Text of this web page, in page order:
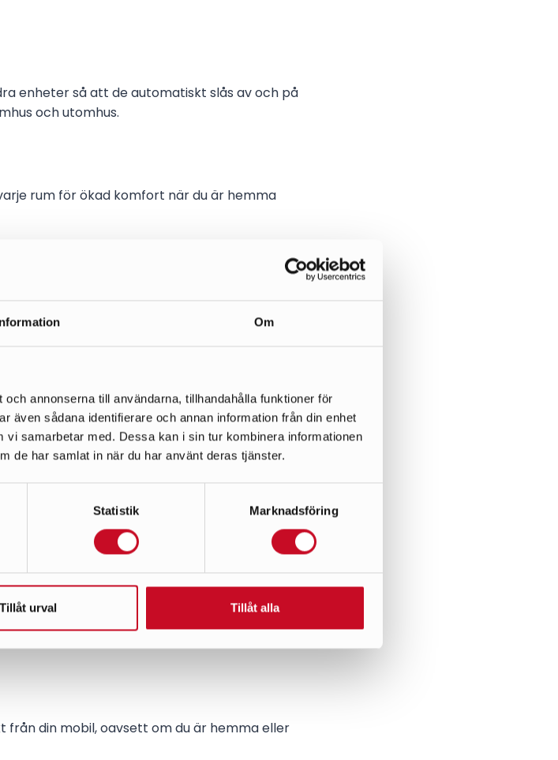
Om
annonserna till användarna, tillhandahålla funktioner för
även sådana identifierare och annan information från din enhet
samarbetar med. Dessa kan i sin tur kombinera informationen
de har samlat in när du har använt deras tjänster.
Statistik Marknadsföring
Tillåt urval Tillåt alla
enheter så att de automatiskt slås av och på
och utomhus.
rum för ökad komfort när du är hemma
vattenläckage och omedelbart skicka dig ett
också strypas automatiskt för att förhindra
eller med ett enkelt knapptryck oavsett
dina markiser fälls in och ut beroende på
och effektiviteten.
som du enkelt kan hantera från din
från din mobil, oavsett om du är hemma eller